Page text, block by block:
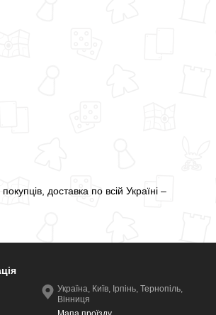
доставка по всій Україні –
Україна, Київ, Ірпінь, Тернопіль,
Вінниця